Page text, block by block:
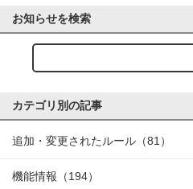
お知らせを検索
カテゴリ別の記事
追加・変更されたルール （81）
機能情報 （194）